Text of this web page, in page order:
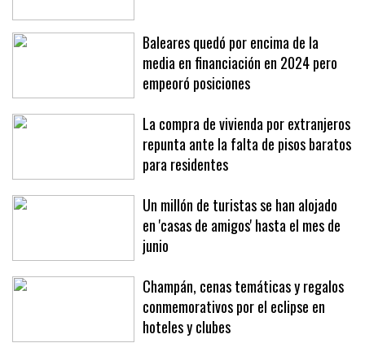
Baleares quedó por encima de la
media en financiación en 2024 pero
empeoró posiciones
La compra de vivienda por extranjeros
repunta ante la falta de pisos baratos
para residentes
Un millón de turistas se han alojado
en 'casas de amigos' hasta el mes de
junio
Champán, cenas temáticas y regalos
conmemorativos por el eclipse en
hoteles y clubes